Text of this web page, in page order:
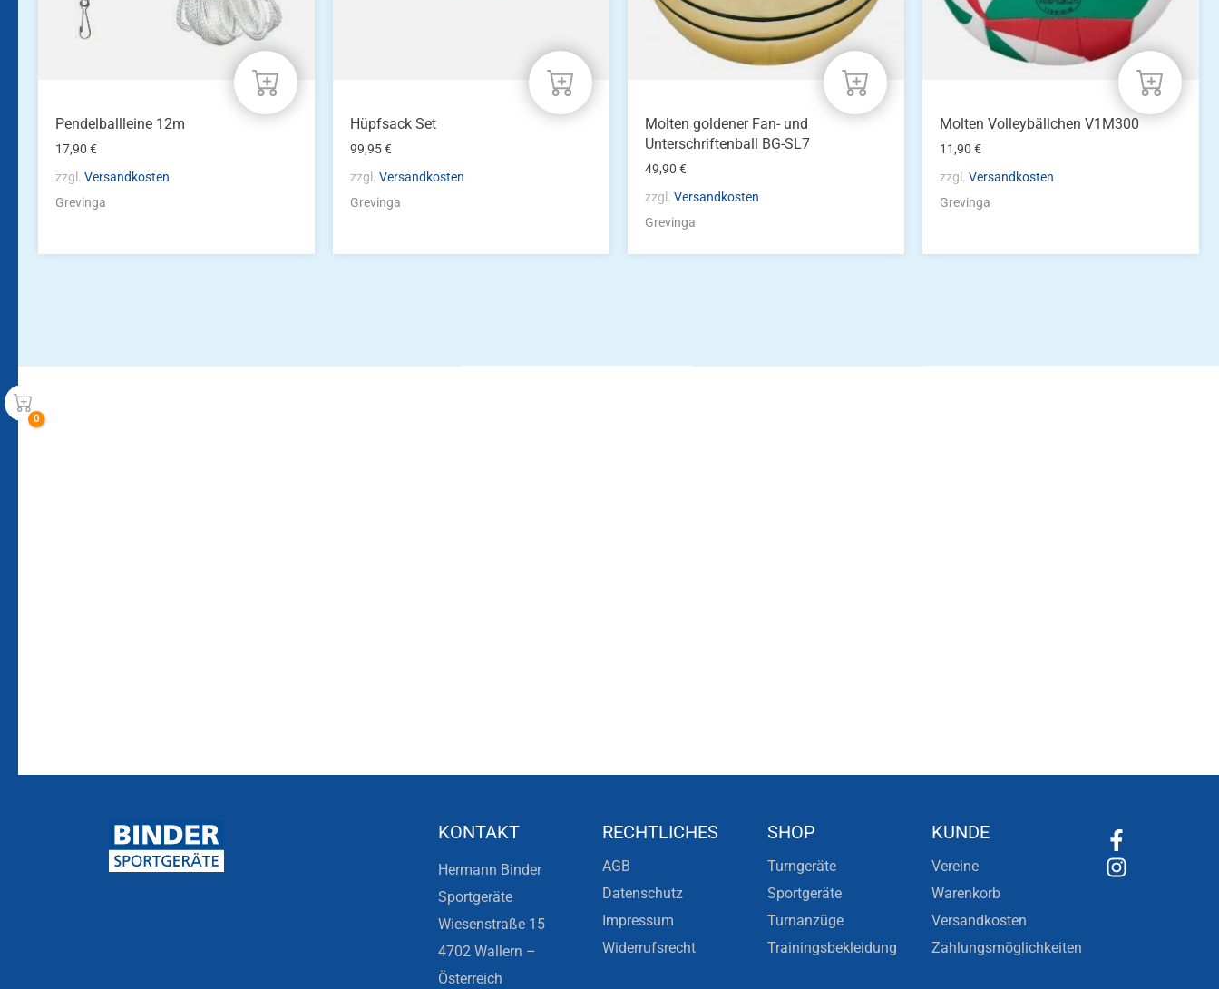
Pendelballleine 12m
17,90€
zzgl.Versandkosten
Grevinga
Hüpfsack Set
99,95€
zzgl.Versandkosten
Grevinga
Molten goldener Fan- und
Unterschriftenball BG-SL7
49,90€
zzgl.Versandkosten
Grevinga
Molten Volleybällchen V1M300
11,90€
zzgl.Versandkosten
Grevinga
KONTAKT
Hermann Binder
Sportgeräte
Wiesenstraße 15
4702 Wallern –
Österreich
RECHTLICHES
AGB
Datenschutz
Impressum
Widerrufsrecht
SHOP
Turngeräte
Sportgeräte
Turnanzüge
Trainingsbekleidung
KUNDE
Vereine
Warenkorb
Versandkosten
Zahlungsmöglichkeiten